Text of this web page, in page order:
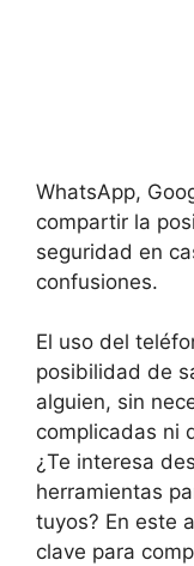
WhatsApp,
compartir la
seguridad en
confusiones.
El uso del
posibilidad de
alguien, sin
complicadas ni
¿Te interesa
herramientas
tuyos? En este
clave para